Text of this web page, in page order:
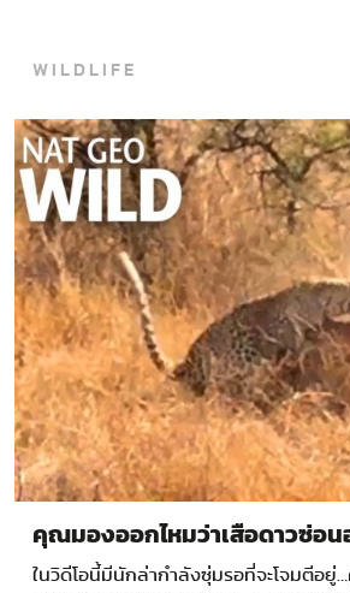
WILDLIFE
คุณมองออกไหมว่าเสือดาวซ่อน
ในวิดีโอนี้มีนักล่ากำลังซุ่มรอที่จะโจมตีอ